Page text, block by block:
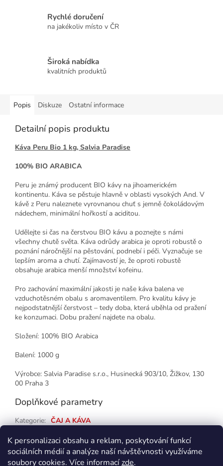
K personalizaci obsahu a reklam, poskytování funkcí
sociálních médií a analýze naší návštěvnosti využíváme
soubory cookies. Více informacízde.
Rychlé doručení
na jakékoliv místo v ČR
Široká nabídka
kvalitních produktů
Popis Diskuze Ostatní informace
Detailní popis produktu
Káva Peru Bio 1 kg, Salvia Paradise
100% BIO ARABICA
Peru je známý producent BIO kávy na jihoamerickém
kontinentu. Káva se pěstuje hlavně v oblasti vysokých And. V
kávě z Peru naleznete vyrovnanou chuť s jemně čokoládovým
nádechem, minimální hořkostí a aciditou.
Udělejte si čas na čerstvou BIO kávu a poznejte s námi
všechny chutě světa. Káva odrůdy arabica je oproti robustě o
poznání náročnější na pěstování, podnebí i péči. Vyznačuje se
lepším aroma a chutí. Zajímavostí je, že oproti robustě
obsahuje arabica menší množství kofeinu.
Pro zachování maximální jakosti je naše káva balena ve
vzduchotěsném obalu s aromaventilem. Pro kvalitu kávy je
nejpodstatnější čerstvost – tedy doba, která uběhla od pražení
ke konzumaci. Dobu pražení najdete na obalu.
Složení: 100% BIO Arabica
Balení: 1000 g
Výrobce: Salvia Paradise s.r.o., Husinecká 903/10, Žižkov, 130
00 Praha 3
Doplňkové parametry
Kategorie: ČAJ A KÁVA